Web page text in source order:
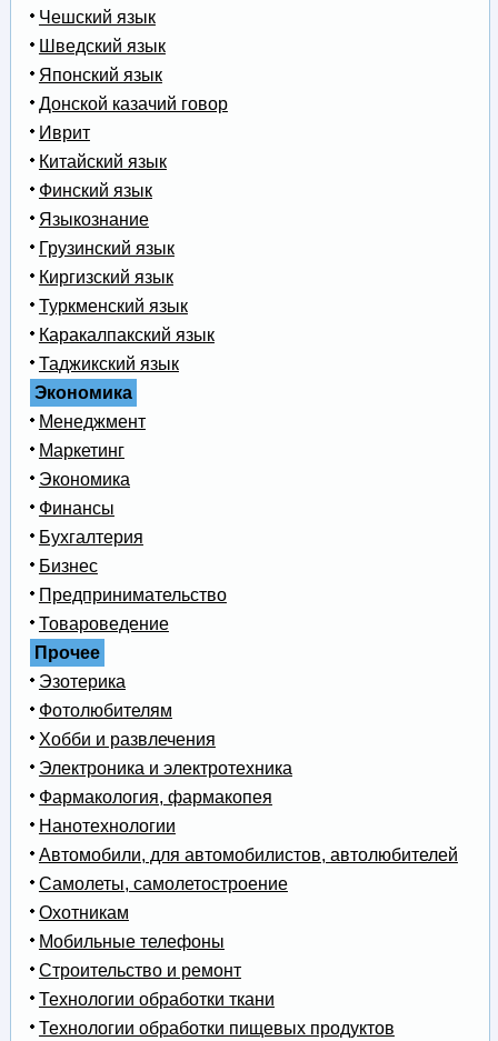
Чешский язык
Шведский язык
Японский язык
Донской казачий говор
Иврит
Китайский язык
Финский язык
Языкознание
Грузинский язык
Киргизский язык
Туркменский язык
Каракалпакский язык
Таджикский язык
Экономика
Менеджмент
Маркетинг
Экономика
Финансы
Бухгалтерия
Бизнес
Предпринимательство
Товароведение
Прочее
Эзотерика
Фотолюбителям
Хобби и развлечения
Электроника и электротехника
Фармакология, фармакопея
Нанотехнологии
Автомобили, для автомобилистов, автолюбителей
Самолеты, самолетостроение
Охотникам
Мобильные телефоны
Строительство и ремонт
Технологии обработки ткани
Технологии обработки пищевых продуктов